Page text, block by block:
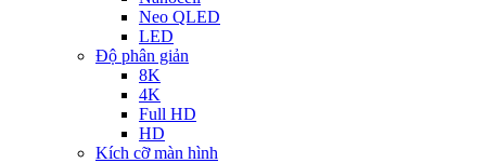
Neo QLED
LED
Độ phân giản
8K
4K
Full HD
HD
Kích cỡ màn hình